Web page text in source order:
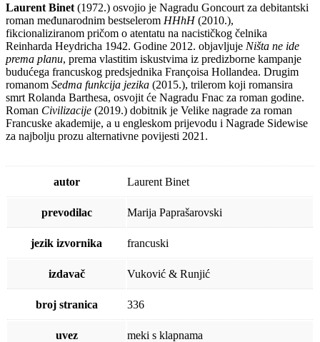
Laurent Binet (1972.) osvojio je Nagradu Goncourt za debitantski
roman međunarodnim bestselerom HHhH(2010.),
fikcionaliziranom pričom o atentatu na nacističkog čelnika
Reinharda Heydricha 1942. Godine 2012. objavljuje Ništa ne ide
prema planu, prema vlastitim iskustvima iz predizborne kampanje
budućega francuskog predsjednika Françoisa Hollandea. Drugim
romanom Sedma funkcija jezika (2015.), trilerom koji romansira
smrt Rolanda Barthesa, osvojit će Nagradu Fnac za roman godine.
Roman Civilizacije (2019.) dobitnik je Velike nagrade za roman
Francuske akademije, a u engleskom prijevodu i Nagrade Sidewise
za najbolju prozu alternativne povijesti 2021.
autor Laurent Binet
prevodilac Marija Paprašarovski
jezik izvornika francuski
izdavač Vuković & Runjić
broj stranica 336
uvez meki s klapnama